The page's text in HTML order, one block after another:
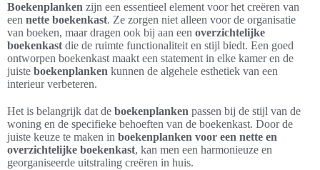
Boekenplanken zijn een essentieel element voor het creëren van
een nette boekenkast. Ze zorgen niet alleen voor de organisatie
van boeken, maar dragen ook bij aan een overzichtelijke
boekenkast die de ruimte functionaliteit en stijl biedt. Een goed
ontworpen boekenkast maakt een statement in elke kamer en de
juiste boekenplanken kunnen de algehele esthetiek van een
interieur verbeteren.
Het is belangrijk dat de boekenplanken passen bij de stijl van de
woning en de specifieke behoeften van de boekenkast. Door de
juiste keuze te maken in boekenplanken voor een nette en
overzichtelijke boekenkast, kan men een harmonieuze en
georganiseerde uitstraling creëren in huis.